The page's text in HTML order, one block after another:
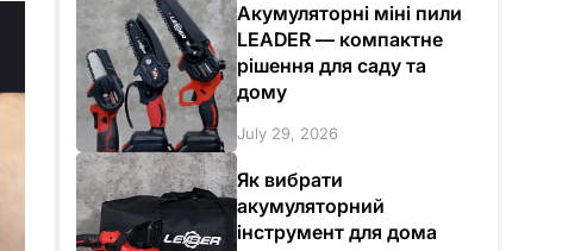
Акумуляторні міні пили
LEADER — компактне
рішення для саду та
дому
July 29, 2026
Як вибрати
акумуляторний
інструмент для дома